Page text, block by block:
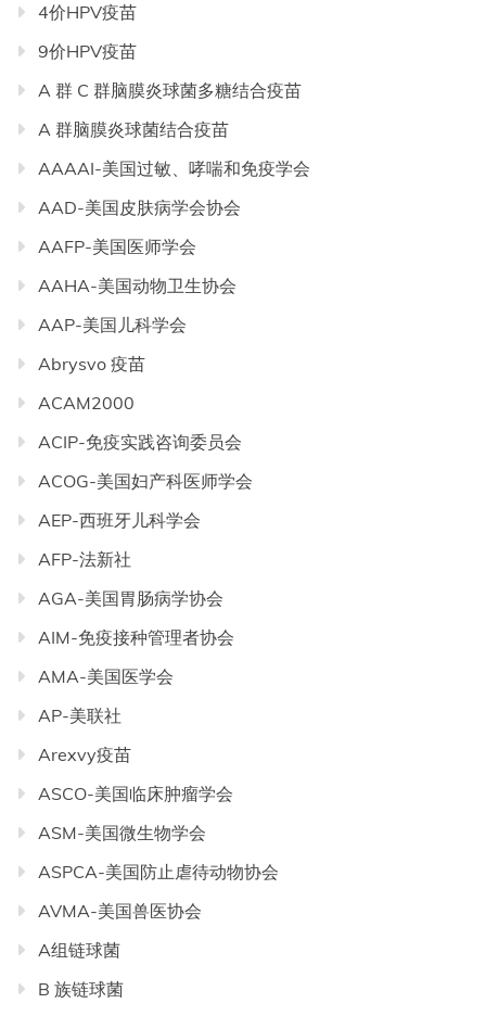
4价HPV疫苗
9价HPV疫苗
A 群 C 群脑膜炎球菌多糖结合疫苗
A 群脑膜炎球菌结合疫苗
AAAAI-美国过敏、哮喘和免疫学会
AAD-美国皮肤病学会协会
AAFP-美国医师学会
AAHA-美国动物卫生协会
AAP-美国儿科学会
Abrysvo 疫苗
ACAM2000
ACIP-免疫实践咨询委员会
ACOG-美国妇产科医师学会
AEP-西班牙儿科学会
AFP-法新社
AGA-美国胃肠病学协会
AIM-免疫接种管理者协会
AMA-美国医学会
AP-美联社
Arexvy疫苗
ASCO-美国临床肿瘤学会
ASM-美国微生物学会
ASPCA-美国防止虐待动物协会
AVMA-美国兽医协会
A组链球菌
B 族链球菌